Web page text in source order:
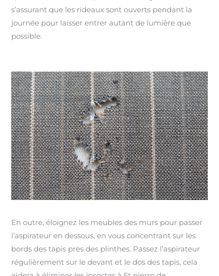
s’assurant que les rideaux sont ouverts pendant la
journée pour laisser entrer autant de lumière que
possible.
En outre, éloignez les meubles des murs pour passer
l’aspirateur en dessous, en vous concentrant sur les
bords des tapis près des plinthes. Passez l’aspirateur
régulièrement sur le devant et le dos des tapis, cela